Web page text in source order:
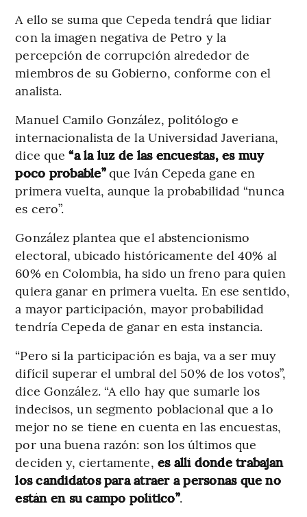
A ello se suma que Cepeda tendrá que lidiar
con la imagen negativa de Petro y la
percepción de corrupción alrededor de
miembros de su Gobierno, conforme con el
analista.
Manuel Camilo González, politólogo e
internacionalista de la Universidad Javeriana,
dice que “a la luz de las encuestas, es muy
poco probable”que Iván Cepeda gane en
primera vuelta, aunque la probabilidad “nunca
es cero”.
González plantea que el abstencionismo
electoral, ubicado históricamente del 40% al
60% en Colombia, ha sido un freno para quien
quiera ganar en primera vuelta. En ese sentido,
a mayor participación, mayor probabilidad
tendría Cepeda de ganar en esta instancia.
“Pero si la participación es baja, va a ser muy
difícil superar el umbral del 50% de los votos”,
dice González. “A ello hay que sumarle los
indecisos, un segmento poblacional que a lo
mejor no se tiene en cuenta en las encuestas,
por una buena razón: son los últimos que
deciden y, ciertamente, es allí donde trabajan
los candidatos para atraer a personas que no
están en su campo político”.